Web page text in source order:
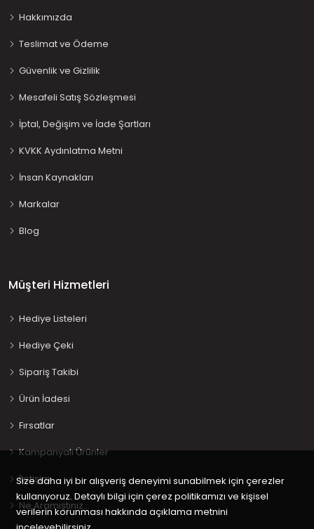
Hakkımızda
Teslimat ve Ödeme
Güvenlik ve Gizlilik
Mesafeli Satış Sözleşmesi
İptal, Değişim ve İade Şartları
KVKK Aydınlatma Metni
İnsan Kaynakları
Markalar
Blog
Müşteri Hizmetleri
Hediye Listeleri
Hediye Çeki
Sipariş Takibi
Ürün İadesi
Fırsatlar
Kampanyalı Ürünler
İletişim
Ne Aramıştınız…
Size daha iyi bir alışveriş deneyimi sunabilmek için çerezler
kullanıyoruz. Detaylı bilgi için çerez politikamızı ve kişisel
verilerin korunması hakkında açıklama metnini